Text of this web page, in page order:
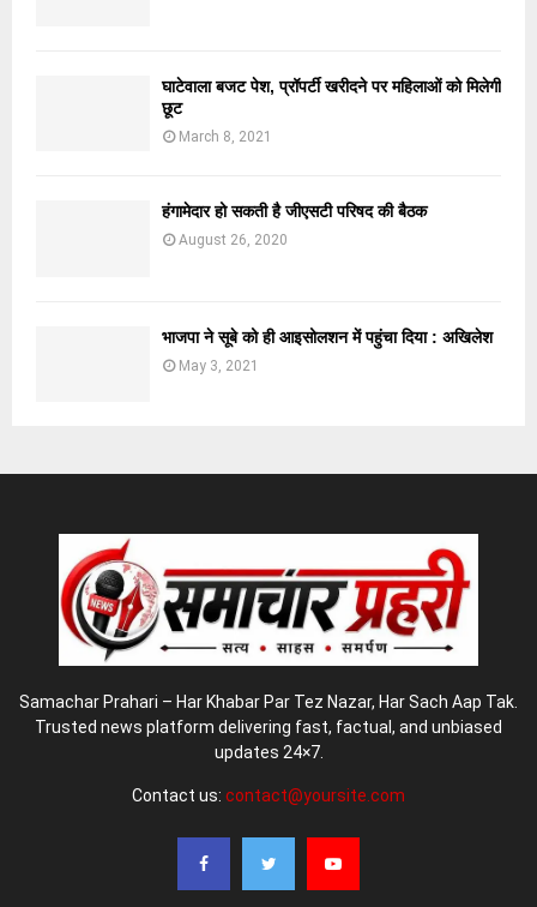
घाटेवाला बजट पेश, प्रॉपर्टी खरीदने पर महिलाओं को मिलेगी
छूट
March 8, 2021
हंगामेदार हो सकती है जीएसटी परिषद की बैठक
August 26, 2020
भाजपा ने सूबे को ही आइसोलशन में पहुंचा दिया : अखिलेश
May 3, 2021
Samachar Prahari – Har Khabar Par Tez Nazar, Har Sach Aap Tak.
Trusted news platform delivering fast, factual, and unbiased
updates 24×7.
Contact us: contact@yoursite.com